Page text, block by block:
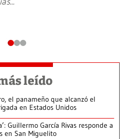
leído
el panameño que alcanzó el
en Estados Unidos
Guillermo García Rivas responde a
en San Miguelito